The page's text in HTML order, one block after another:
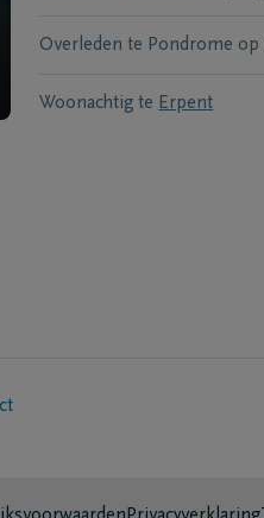
Overleden te Pondrome op
Woonachtig te Erpent